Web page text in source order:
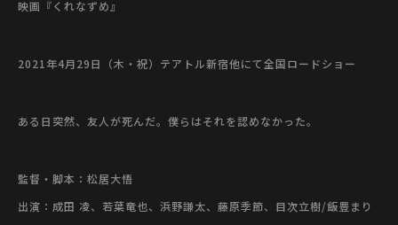
映画『くれなずめ』
2021年4月29日（木・祝）テアトル新宿他にて全国ロードショー
ある日突然、友人が死んだ。僕らはそれを認めなかった。
監督・脚本：松居大悟
出演：成田 凌、若葉竜也、浜野謙太、藤原季節、目次立樹/飯豊まり